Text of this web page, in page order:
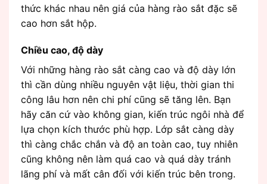
thức khác nhau nên giá của hàng rào sắt đặc sẽ
cao hơn sắt hộp.
Chiều cao, độ dày
Với những hàng rào sắt càng cao và độ dày lớn
thì cần dùng nhiều nguyên vật liệu, thời gian thi
công lâu hơn nên chi phí cũng sẽ tăng lên. Bạn
hãy căn cứ vào không gian, kiến trúc ngôi nhà để
lựa chọn kích thước phù hợp. Lớp sắt càng dày
thì càng chắc chắn và độ an toàn cao, tuy nhiên
cũng không nên làm quá cao và quá dày tránh
lãng phí và mất cân đối với kiến trúc bên trong.